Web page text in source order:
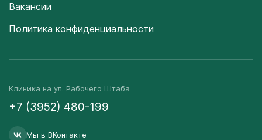
Вакансии
Политика конфиденциальности
Клиника на ул. Рабочего Штаба
+7 (3952) 480-199
Мы в ВКонтакте